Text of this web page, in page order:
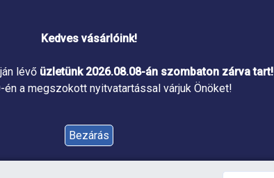
Kedves vásárlóink!
lévő üzletünk 2026.08.08-án szombaton zárva tart!
én a megszokott nyitvatartással várjuk Önöket!
Bezárás